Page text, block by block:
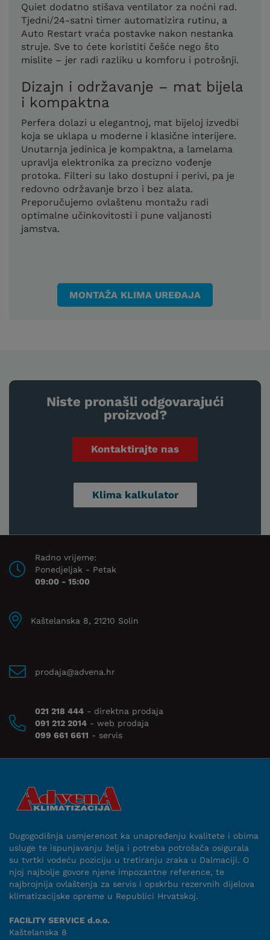
Quiet dodatno stišava ventilator za noćni rad.
Tjedni/24-satni timer automatizira rutinu, a
Auto Restart vraća postavke nakon nestanka
struje. Sve to ćete koristiti češće nego što
mislite – jer radi razliku u komforu i potrošnji.
Dizajn i održavanje – mat bijela
i kompaktna
Perfera dolazi u elegantnoj, mat bijeloj izvedbi
koja se uklapa u moderne i klasične interijere.
Unutarnja jedinica je kompaktna, a lamelama
upravlja elektronika za precizno vođenje
protoka. Filteri su lako dostupni i perivi, pa je
redovno održavanje brzo i bez alata.
Preporučujemo ovlaštenu montažu radi
optimalne učinkovitosti i pune valjanosti
jamstva.
MONTAŽA KLIMA UREĐAJA
Niste pronašli odgovarajući
proizvod?
Kontaktirajte nas
Klima kalkulator
Radno vrijeme:
Ponedjeljak - Petak
09:00 - 15:00
Kaštelanska 8, 21210 Solin
prodaja@advena.hr
021 218 444 - direktna prodaja
091 212 2014 - web prodaja
099 661 6611 - servis
Dugogodišnja usmjerenost ka unapređenju kvalitete i obima
usluge te ispunjavanju želja i potreba potrošača osigurala
su tvrtki vodeću poziciju u tretiranju zraka u Dalmaciji. O
njoj najbolje govore njene impozantne reference, te
najbrojnija ovlaštenja za servis i opskrbu rezervnih dijelova
klimatizacijske opreme u Republici Hrvatskoj.
FACILITY SERVICE d.o.o.
Kaštelanska 8